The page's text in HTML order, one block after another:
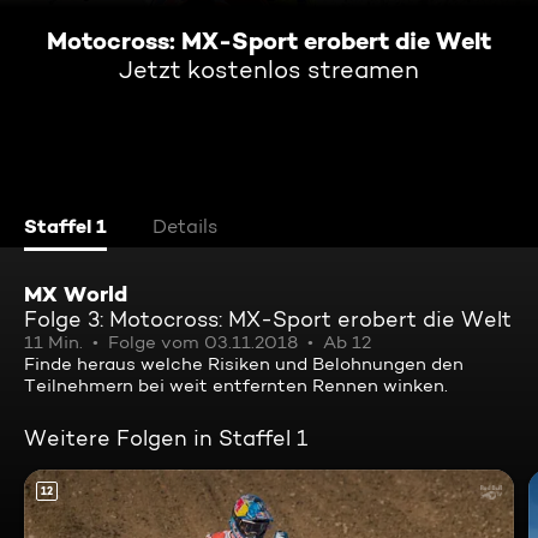
Motocross: MX-Sport erobert die Welt
Jetzt kostenlos streamen
Staffel 1 Details
MX World
Folge 3: Motocross: MX-Sport erobert die Welt
11 Min. Folge vom 03.11.2018
Ab 12
Finde heraus welche Risiken und Belohnungen den
Teilnehmern bei weit entfernten Rennen winken.
Weitere Folgen in Staffel 1
12